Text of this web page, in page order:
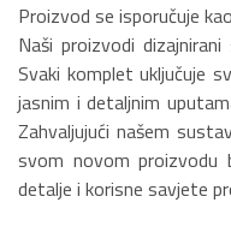
Proizvod se isporučuje
Naši proizvodi
Svaki komplet uključuje
jasnim i detaljnim
Zahvaljujući našem
svom novom proizvodu
detalje i korisne savjete